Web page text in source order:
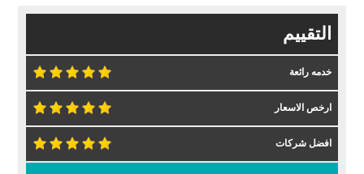
التقييم
خدمه رائعة
ارخص الاسعار
افضل شركات